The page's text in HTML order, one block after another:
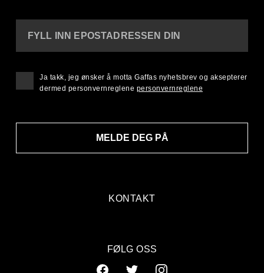
KONTAKT
FYLL INN EPOSTADRESSEN DIN
MELDE DEG PÅ
Ja takk, jeg ønsker å motta Gaffas nyhetsbrev og aksepterer
dermed personvernreglene personvernreglene
FØLG OSS